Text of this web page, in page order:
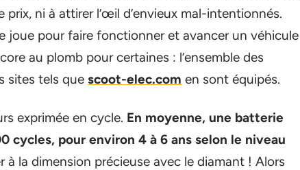
ni à attirer l’œil d’envieux mal-intentionnés.
joue pour faire fonctionner et avancer un véhicule
au plomb pour certaines : l’ensemble des
sites tels que scoot-elec.com en sont équipés.
exprimée en cycle. En moyenne, une batterie
cycles, pour environ 4 à 6 ans selon le niveau
à la dimension précieuse avec le diamant ! Alors